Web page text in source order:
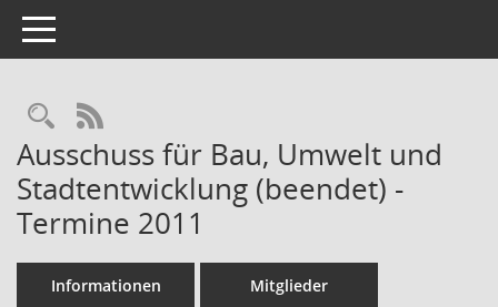
Toggle navigation
Rechercheauswahl
RSS-Feed
Ausschuss für Bau, Umwelt und
Stadtentwicklung (beendet) -
Termine 2011
Informationen Mitglieder